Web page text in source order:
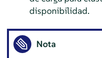
disponibilidad.
Nota